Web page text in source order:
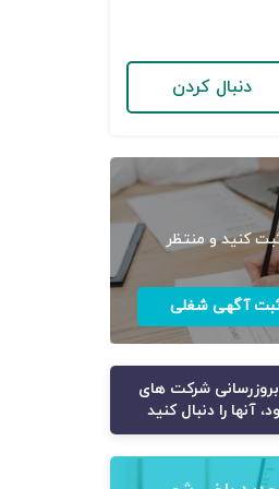
دنبال کردن
کنید و منتظر
آگهی شغلی
بروزرسانی شرکت های
آنها را دنبال کنید